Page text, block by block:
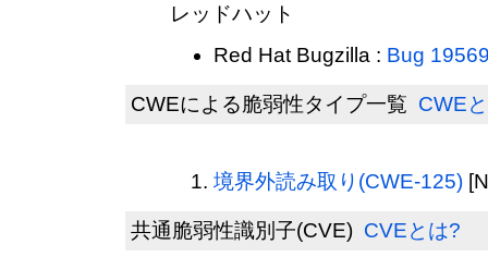
レッドハット
Red Hat Bugzilla : Bug
CWEによる脆弱性タイプ一覧 CWE
境界外読み取り(CWE-125)
共通脆弱性識別子(CVE) CVEとは?